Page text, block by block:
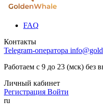
FAQ
Контакты
Telegram-оператора
Работаем с 9 до 23 (мск) без
Личный кабинет
Регистрация Войти
ru